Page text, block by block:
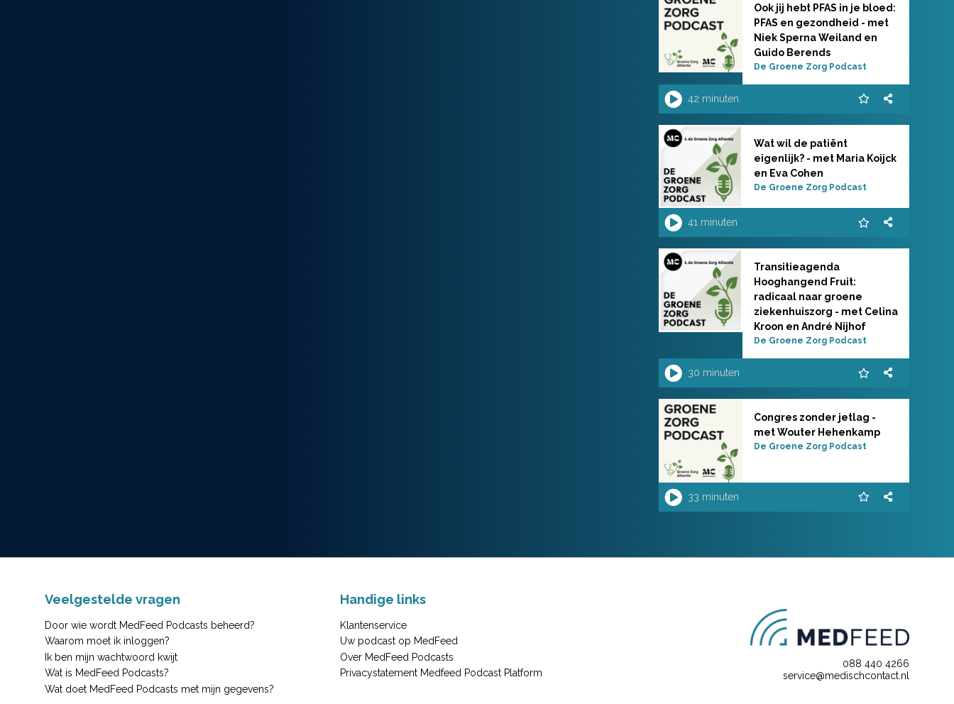
Ook jij hebt PFAS in je bloed:
PFAS en gezondheid - met
Niek Sperna Weiland en
Guido Berends
De Groene Zorg Podcast
42 minuten
Wat wil de patiënt
eigenlijk? - met Maria Koijck
en Eva Cohen
De Groene Zorg Podcast
41 minuten
Transitieagenda
Hooghangend Fruit:
radicaal naar groene
ziekenhuiszorg - met Celina
Kroon en André Nijhof
De Groene Zorg Podcast
30 minuten
Congres zonder jetlag -
met Wouter Hehenkamp
De Groene Zorg Podcast
33 minuten
Veelgestelde vragen
Door wie wordt MedFeed Podcasts beheerd?
Waarom moet ik inloggen?
Ik ben mijn wachtwoord kwijt
Wat is MedFeed Podcasts?
Wat doet MedFeed Podcasts met mijn gegevens?
Handige links
Klantenservice
Uw podcast op MedFeed
Over MedFeed Podcasts
Privacystatement Medfeed Podcast Platform
088 440 4266
service@medischcontact.nl